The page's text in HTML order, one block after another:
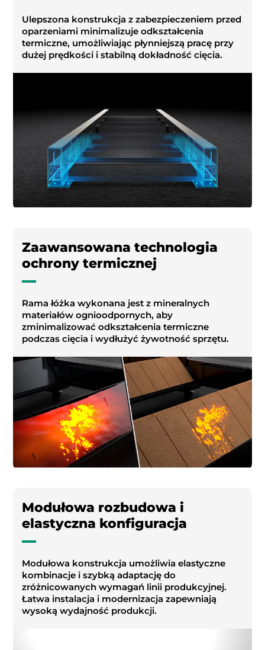
Ulepszona konstrukcja z zabezpieczeniem przed
oparzeniami minimalizuje odkształcenia
termiczne, umożliwiając płynniejszą pracę przy
dużej prędkości i stabilną dokładność cięcia.
Zaawansowana technologia
ochrony termicznej
Rama łóżka wykonana jest z mineralnych
materiałów ognioodpornych, aby
zminimalizować odkształcenia termiczne
podczas cięcia i wydłużyć żywotność sprzętu.
Modułowa rozbudowa i
elastyczna konfiguracja
Modułowa konstrukcja umożliwia elastyczne
kombinacje i szybką adaptację do
zróżnicowanych wymagań linii produkcyjnej.
Łatwa instalacja i modernizacja zapewniają
wysoką wydajność produkcji.